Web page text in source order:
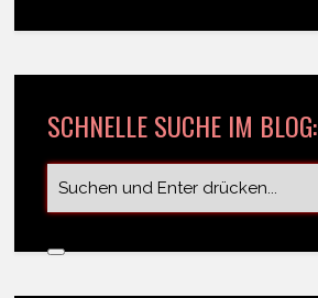
SCHNELLE SUCHE IM BLOG: